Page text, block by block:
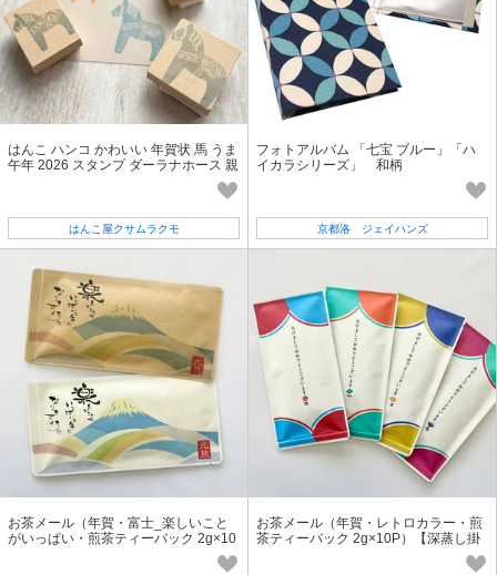
はんこ ハンコ かわいい 年賀状 馬 うま
午年 2026 スタンプ ダーラナホース 親
はんこ屋クサムラクモ
フォトアルバム 「七宝 ブルー」「ハ
イカラシリーズ」 和柄
京都洛 ジェイハンズ
お茶メール（年賀・富士_楽しいこと
がいっぱい・煎茶ティーバック 2g×10
お茶メール（年賀・レトロカラー・煎
茶ティーバック 2g×10P）【深蒸し掛